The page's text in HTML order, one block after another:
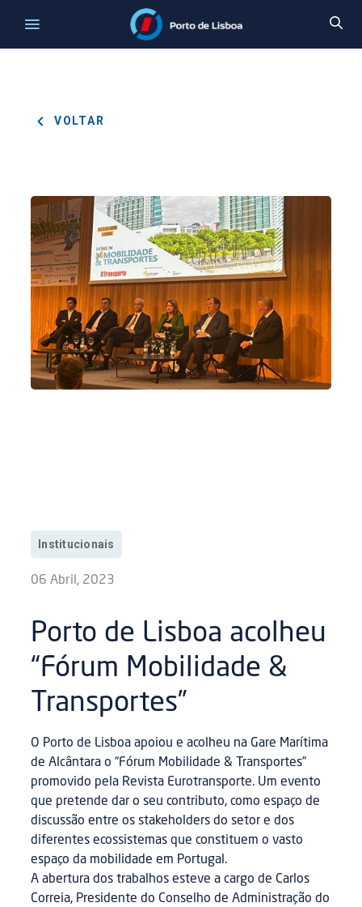
VOLTAR
Institucionais
06 Abril, 2023
Porto de Lisboa acolheu
“Fórum Mobilidade &
Transportes”
O Porto de Lisboa apoiou e acolheu na Gare Marítima
de Alcântara o “Fórum Mobilidade & Transportes”
promovido pela Revista Eurotransporte. Um evento
que pretende dar o seu contributo, como espaço de
discussão entre os stakeholders do setor e dos
diferentes ecossistemas que constituem o vasto
espaço da mobilidade em Portugal.
A abertura dos trabalhos esteve a cargo de Carlos
Correia, Presidente do Conselho de Administração do